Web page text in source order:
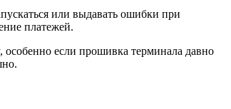
или выдавать ошибки при
платежей.
особенно если прошивка терминала давно